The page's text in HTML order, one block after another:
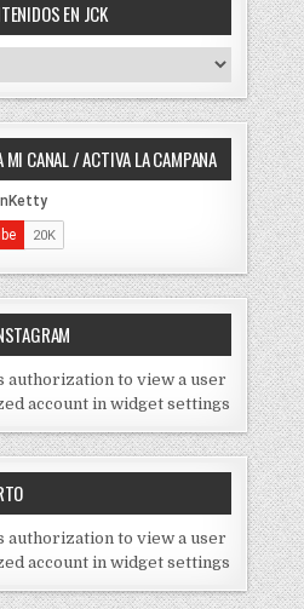
EN JCK
MI CANAL / ACTIVA LA CAMPANA
authorization to view a user
account in widget settings
authorization to view a user
account in widget settings